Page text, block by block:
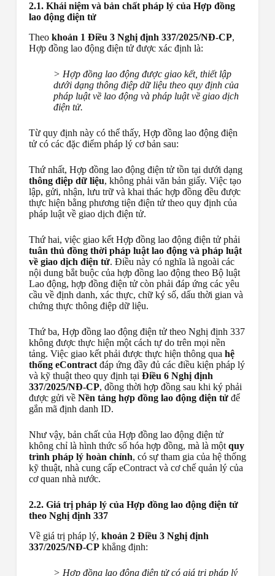
2.1. Khái niệm và bản chất pháp lý của Hợp đồng
lao động điện tử
Theo khoản 1 Điều 3 Nghị định 337/2025/NĐ-CP,
Hợp đồng lao động điện tử được xác định là:
> Hợp đồng lao động được giao kết, thiết lập
dưới dạng thông điệp dữ liệu theo quy định của
pháp luật về lao động và pháp luật về giao dịch
điện tử.
Từ quy định này có thể thấy, Hợp đồng lao động điện
tử có các đặc điểm pháp lý cơ bản sau:
Thứ nhất, Hợp đồng lao động điện tử tồn tại dưới dạng
thông điệp dữ liệu, không phải văn bản giấy. Việc tạo
lập, gửi, nhận, lưu trữ và khai thác hợp đồng đều được
thực hiện bằng phương tiện điện tử theo quy định của
pháp luật về giao dịch điện tử.
Thứ hai, việc giao kết Hợp đồng lao động điện tử phải
tuân thủ đồng thời pháp luật lao động và pháp luật
về giao dịch điện tử. Điều này có nghĩa là ngoài các
nội dung bắt buộc của hợp đồng lao động theo Bộ luật
Lao động, hợp đồng điện tử còn phải đáp ứng các yêu
cầu về định danh, xác thực, chữ ký số, dấu thời gian và
chứng thực thông điệp dữ liệu.
Thứ ba, Hợp đồng lao động điện tử theo Nghị định 337
không được thực hiện một cách tự do trên mọi nền
tảng. Việc giao kết phải được thực hiện thông qua hệ
thống eContractđáp ứng đầy đủ các điều kiện pháp lý
và kỹ thuật theo quy định tại Điều 6 Nghị định
337/2025/NĐ-CP, đồng thời hợp đồng sau khi ký phải
được gửi về Nền tảng hợp đồng lao động điện tửđể
gắn mã định danh ID.
Như vậy, bản chất của Hợp đồng lao động điện tử
không chỉ là hình thức số hóa hợp đồng, mà là một quy
trình pháp lý hoàn chỉnh, có sự tham gia của hệ thống
kỹ thuật, nhà cung cấp eContract và cơ chế quản lý của
cơ quan nhà nước.
2.2. Giá trị pháp lý của Hợp đồng lao động điện tử
theo Nghị định 337
Về giá trị pháp lý, khoản 2 Điều 3 Nghị định
337/2025/NĐ-CPkhẳng định:
> Hợp đồng lao động điện tử có giá trị pháp lý